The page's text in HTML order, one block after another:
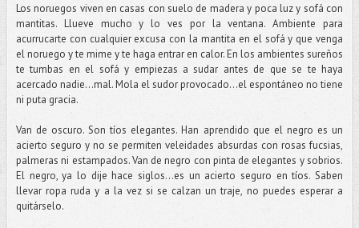
Los noruegos viven en casas con suelo de madera y poca luz y sofá con
mantitas. Llueve mucho y lo ves por la ventana. Ambiente para
acurrucarte con cualquier excusa con la mantita en el sofá y que venga
el noruego y te mime y te haga entrar en calor. En los ambientes sureños
te tumbas en el sofá y empiezas a sudar antes de que se te haya
acercado nadie...mal. Mola el sudor provocado…el espontáneo no tiene
ni puta gracia.
Van de oscuro. Son tíos elegantes. Han aprendido que el negro es un
acierto seguro y no se permiten veleidades absurdas con rosas fucsias,
palmeras ni estampados. Van de negro con pinta de elegantes y sobrios.
El negro, ya lo dije hace siglos…es un acierto seguro en tíos. Saben
llevar ropa ruda y a la vez si se calzan un traje, no puedes esperar a
quitárselo.